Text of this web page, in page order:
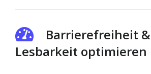
Barrierefreiheit &
Lesbarkeit optimieren